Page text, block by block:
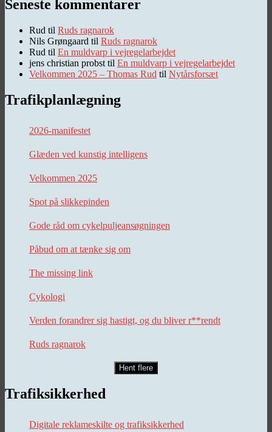
Seneste kommentarer
Rud til Ruds ragnarok
Nils Grøngaard til Ruds ragnarok
Rud til En muldvarp i vejregelarbejdet
jens christian probst til En muldvarp i vejregelarbejdet
Velkommen 2025 – Thomas Rud til Nytårsforsæt
Trafikplanlægning
2026-manifestet
Glæden ved kunstig intelligens
Velkommen 2025
Spot på slikkepinden
Gode råd om cykelpuljeansøgningen
Påbud om at tænke sig om
The missing link
Cykologi
Verden forandrer sig hastigt, og du bliver r**rendt
Ruds ragnarok
Hent flere
Trafiksikkerhed
Digitale reklameskilte og trafiksikkerhed